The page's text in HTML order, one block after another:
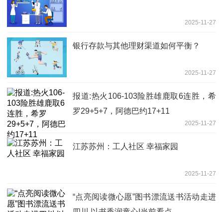
2025-11-27
银行存款与其他理财渠道如何平衡？
2025-11-27
报道:热火106-103险胜雄鹿取6连胜，希
罗29+5+7，阿德巴约17+11
2025-11-27
江苏苏州：工人社区 幸福家园
2025-11-27
“点亮阅读微心愿”图书漂流送书活动走进